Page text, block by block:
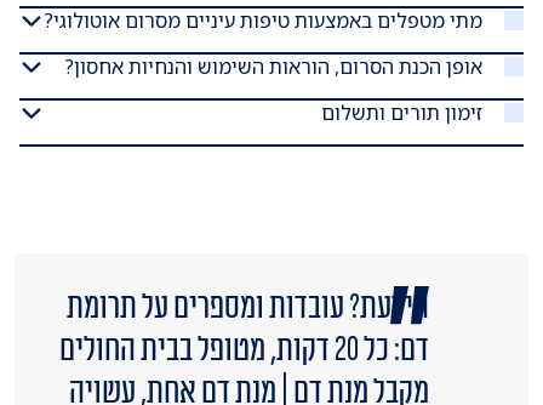
מתי מטפלים באמצעות טיפות עיניים מסרום אוטולוגי?
אופן הכנת הסרום, הוראות השימוש והנחיות אחסון?
זימון תורים ותשלום
הידעת? עובדות ומספרים על תרומת
דם: כל 20 דקות, מטופל בבית החולים
מקבל מנת דם | מנת דם אחת, עשויה